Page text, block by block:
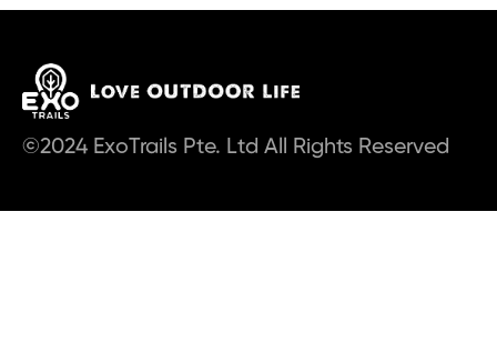
©2024 ExoTrails Pte. Ltd All Rights Reserved